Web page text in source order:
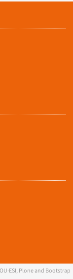
Plone and Bootstrap